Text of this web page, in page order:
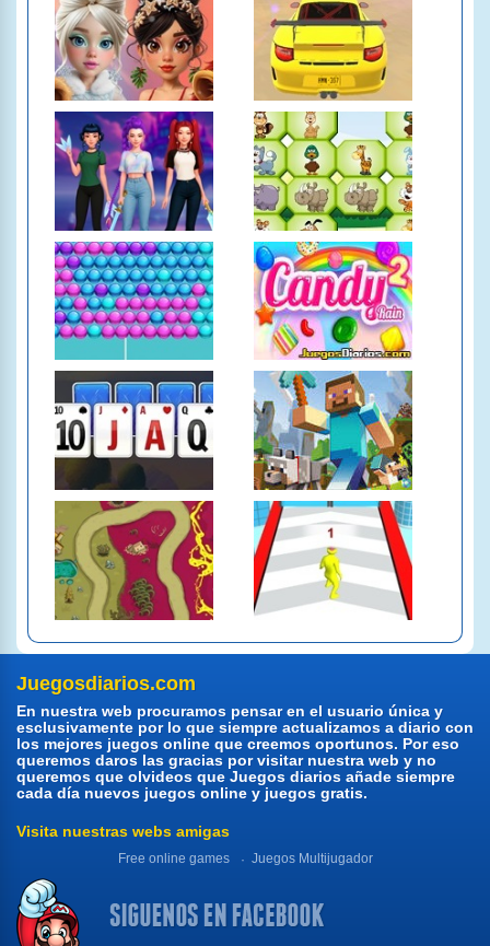
Juegosdiarios.com
En nuestra web procuramos pensar en el usuario única y
esclusivamente por lo que siempre actualizamos a diario con
los mejores juegos online que creemos oportunos. Por eso
queremos daros las gracias por visitar nuestra web y no
queremos que olvideos que Juegos diarios añade siempre
cada día nuevos juegos online y juegos gratis.
Visita nuestras webs amigas
Free online games Juegos Multijugador